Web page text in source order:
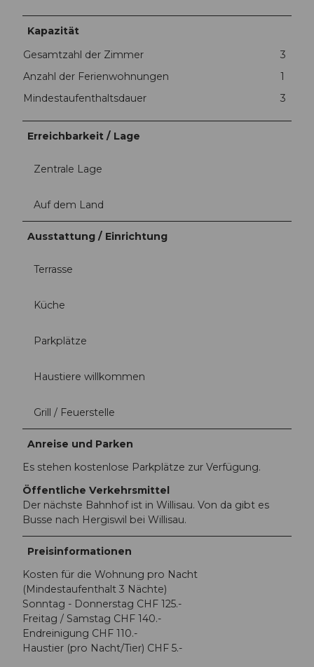
Kapazität
Gesamtzahl der Zimmer
3
Anzahl der Ferienwohnungen
1
Mindestaufenthaltsdauer
3
Erreichbarkeit / Lage
Zentrale Lage
Auf dem Land
Ausstattung / Einrichtung
Terrasse
Küche
Parkplätze
Haustiere willkommen
Grill / Feuerstelle
Anreise und Parken
Es stehen kostenlose Parkplätze zur Verfügung.
Öffentliche Verkehrsmittel
Der nächste Bahnhof ist in Willisau. Von da gibt es
Busse nach Hergiswil bei Willisau.
Preisinformationen
Kosten für die Wohnung pro Nacht
(Mindestaufenthalt 3 Nächte)
Sonntag - Donnerstag CHF 125.-
Freitag / Samstag CHF 140.-
Endreinigung CHF 110.-
Haustier (pro Nacht/Tier) CHF 5.-